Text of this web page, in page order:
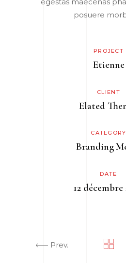
posuere
PROJECT
Etienne
CLIENT
Elated
CATEGORY
Branding
DATE
12 décembre
Prev.